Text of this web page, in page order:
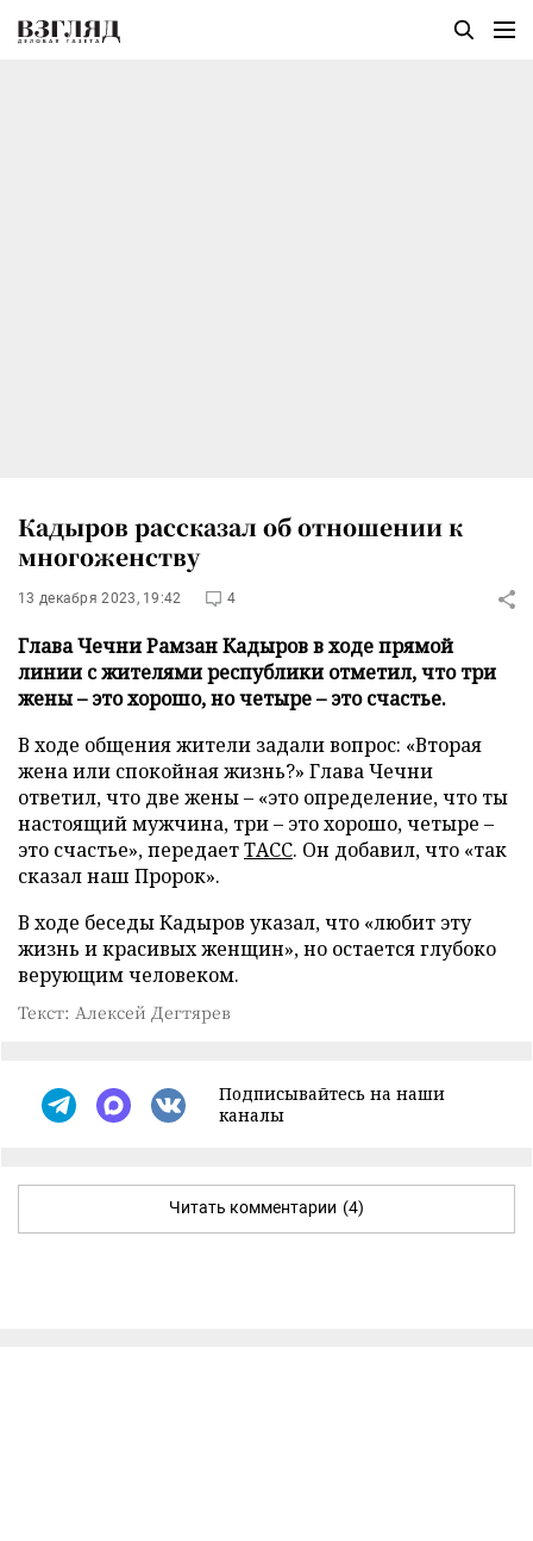
Кадыров рассказал об отношении к
многоженству
13 декабря 2023, 19:42 4
Глава Чечни Рамзан Кадыров в ходе прямой
линии с жителями республики отметил, что три
жены – это хорошо, но четыре – это счастье.
В ходе общения жители задали вопрос: «Вторая
жена или спокойная жизнь?» Глава Чечни
ответил, что две жены – «это определение, что ты
настоящий мужчина, три – это хорошо, четыре –
это счастье», передаетТАСС. Он добавил, что «так
сказал наш Пророк».
В ходе беседы Кадыров указал, что «любит эту
жизнь и красивых женщин», но остается глубоко
верующим человеком.
Текст: Алексей Дегтярев
Подписывайтесь на наши
каналы
Читать комментарии (4)